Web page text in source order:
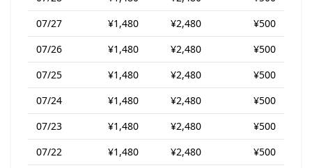
07/27
¥1,480 ¥2,480
¥500
07/26
¥1,480 ¥2,480
¥500
07/25
¥1,480 ¥2,480
¥500
07/24
¥1,480 ¥2,480
¥500
07/23
¥1,480 ¥2,480
¥500
07/22
¥1,480 ¥2,480
¥500